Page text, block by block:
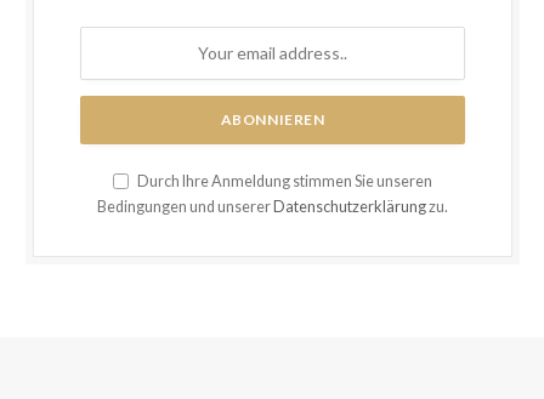
Durch Ihre Anmeldung stimmen Sie unseren
Bedingungen und unsererDatenschutzerklärungzu.